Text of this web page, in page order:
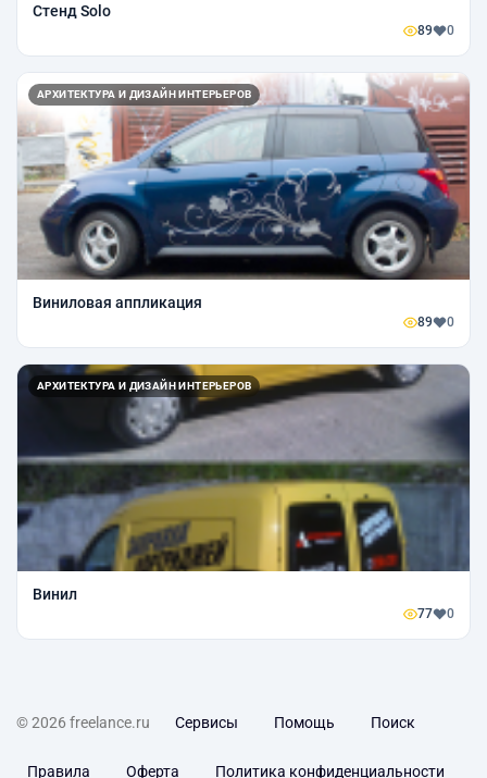
Стенд Solo
89 0
АРХИТЕКТУРА И ДИЗАЙН ИНТЕРЬЕРОВ
Виниловая аппликация
89 0
АРХИТЕКТУРА И ДИЗАЙН ИНТЕРЬЕРОВ
Винил
77 0
© 2026 freelance.ru Сервисы Помощь Поиск
Правила Оферта Политика конфиденциальности